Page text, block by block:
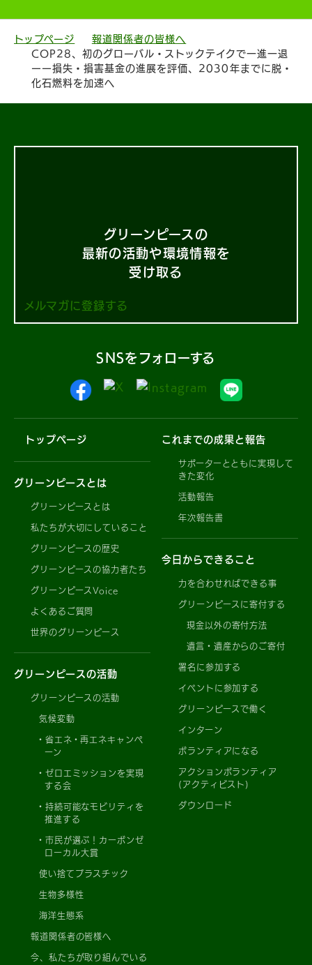
トップページ
報道関係者の皆様へ
COP28、初のグローバル・ストックテイクで一進一退
ーー損失・損害基金の進展を評価、2030年までに脱・
化石燃料を加速へ
グリーンピースの
最新の活動や環境情報を
受け取る
メルマガに登録する
SNSをフォローする
トップページ
グリーンピースとは
グリーンピースとは
私たちが大切にしていること
グリーンピースの歴史
グリーンピースの協力者たち
グリーンピースVoice
よくあるご質問
世界のグリーンピース
グリーンピースの活動
グリーンピースの活動
気候変動
省エネ・再エネキャンペ
ーン
ゼロエミッションを実現
する会
持続可能なモビリティを
推進する
市民が選ぶ！カーボンゼ
ローカル大賞
使い捨てプラスチック
生物多様性
海洋生態系
報道関係者の皆様へ
今、私たちが取り組んでいる
これまでの成果と報告
サポーターとともに実現して
きた変化
活動報告
年次報告書
今日からできること
力を合わせればできる事
グリーンピースに寄付する
現金以外の寄付方法
遺言・遺産からのご寄付
署名に参加する
イベントに参加する
グリーンピースで働く
インターン
ボランティアになる
アクションボランティア
(アクティビスト)
ダウンロード